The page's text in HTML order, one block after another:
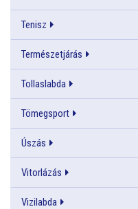
Tenisz
Természetjárás
Tollaslabda
Tömegsport
Úszás
Vitorlázás
Vizilabda